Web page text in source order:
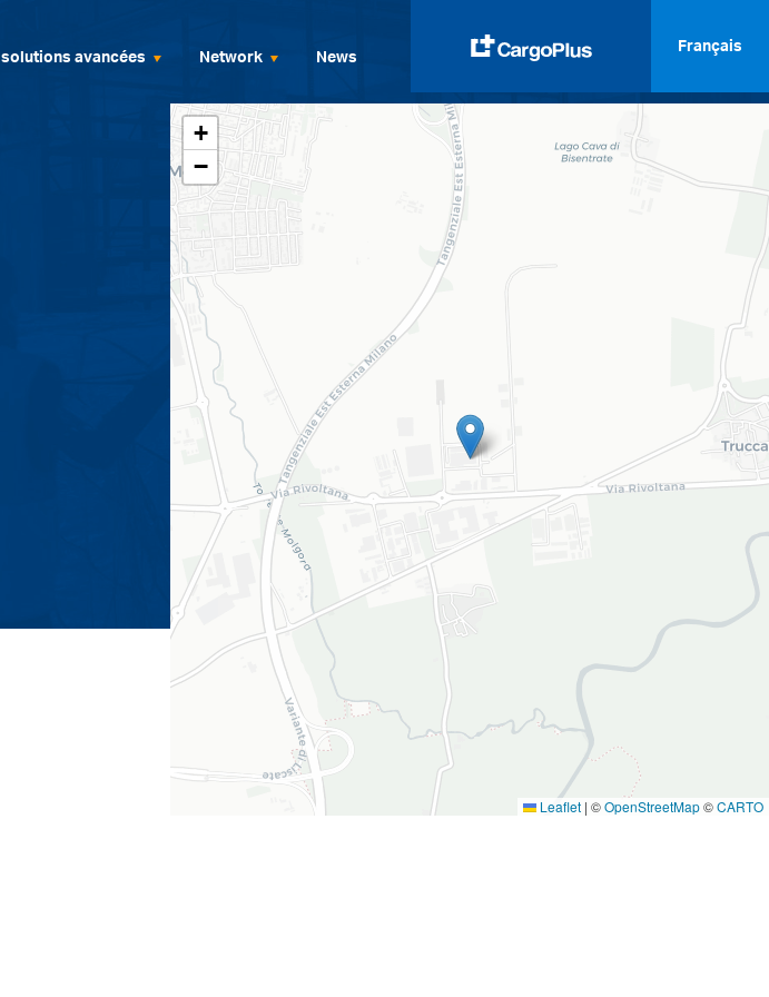
solutions avancées Network News
Français
Italiano
+
−
Leaflet | ©OpenStreetMap©CARTO